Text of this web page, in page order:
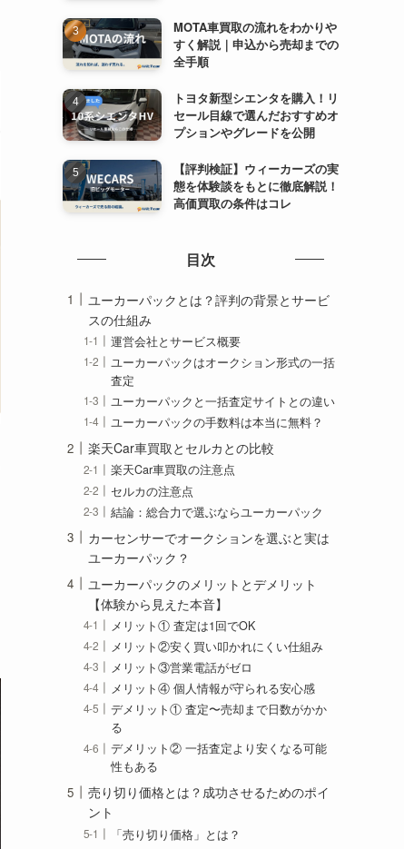
MOTA車買取の流れをわかりや
すく解説｜申込から売却までの
全手順
トヨタ新型シエンタを購入！リ
セール目線で選んだおすすめオ
プションやグレードを公開
【評判検証】ウィーカーズの実
態を体験談をもとに徹底解説！
高価買取の条件はコレ
目次
ユーカーパックとは？評判の背景とサービ
スの仕組み
運営会社とサービス概要
ユーカーパックはオークション形式の一括
査定
ユーカーパックと一括査定サイトとの違い
ユーカーパックの手数料は本当に無料？
楽天Car車買取とセルカとの比較
楽天Car車買取の注意点
セルカの注意点
結論：総合力で選ぶならユーカーパック
カーセンサーでオークションを選ぶと実は
ユーカーパック？
ユーカーパックのメリットとデメリット
【体験から見えた本音】
メリット① 査定は1回でOK
メリット②安く買い叩かれにくい仕組み
メリット③営業電話がゼロ
メリット④ 個人情報が守られる安心感
デメリット① 査定〜売却まで日数がかか
る
デメリット② 一括査定より安くなる可能
性もある
売り切り価格とは？成功させるためのポイ
ント
「売り切り価格」とは？